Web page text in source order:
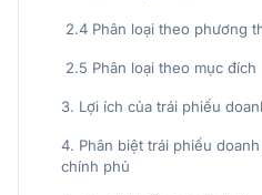
2.4 Phân loại theo phương
2.5 Phân loại theo mục đích
3. Lợi ích của trái phiếu
4. Phân biệt trái phiếu
chính phủ